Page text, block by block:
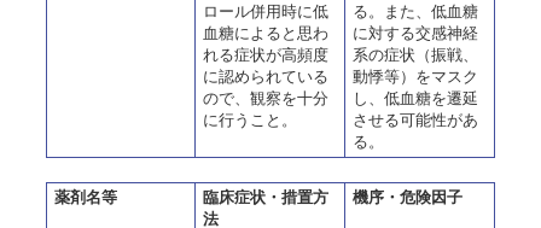
ロール併用時に低
血糖によると思わ
れる症状が高頻度
に認められている
ので、観察を十分
に行うこと。
る。また、低血糖
に対する交感神経
系の症状（振戦、
動悸等）をマスク
し、低血糖を遷延
させる可能性があ
る。
薬剤名等
臨床症状・措置方
法
機序・危険因子